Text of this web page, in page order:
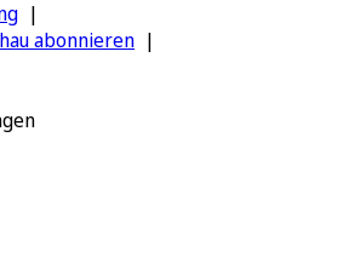
abonnieren